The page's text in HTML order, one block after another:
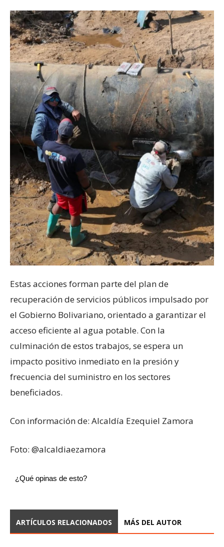
Estas acciones forman parte del plan de
recuperación de servicios públicos impulsado por
el Gobierno Bolivariano, orientado a garantizar el
acceso eficiente al agua potable. Con la
culminación de estos trabajos, se espera un
impacto positivo inmediato en la presión y
frecuencia del suministro en los sectores
beneficiados.
Con información de: Alcaldía Ezequiel Zamora
Foto: @alcaldiaezamora
¿Qué opinas de esto?
ARTÍCULOS RELACIONADOS MÁS DEL AUTOR